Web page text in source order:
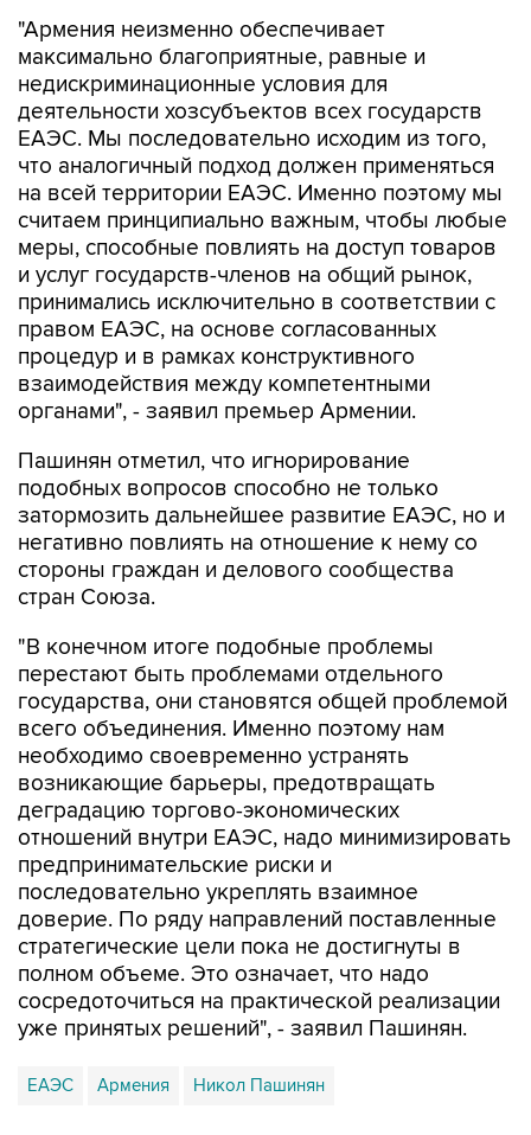
"Армения неизменно обеспечивает
максимально благоприятные, равные и
недискриминационные условия для
деятельности хозсубъектов всех государств
ЕАЭС. Мы последовательно исходим из того,
что аналогичный подход должен применяться
на всей территории ЕАЭС. Именно поэтому мы
считаем принципиально важным, чтобы любые
меры, способные повлиять на доступ товаров
и услуг государств-членов на общий рынок,
принимались исключительно в соответствии с
правом ЕАЭС, на основе согласованных
процедур и в рамках конструктивного
взаимодействия между компетентными
органами", - заявил премьер Армении.
Пашинян отметил, что игнорирование
подобных вопросов способно не только
затормозить дальнейшее развитие ЕАЭС, но и
негативно повлиять на отношение к нему со
стороны граждан и делового сообщества
стран Союза.
"В конечном итоге подобные проблемы
перестают быть проблемами отдельного
государства, они становятся общей проблемой
всего объединения. Именно поэтому нам
необходимо своевременно устранять
возникающие барьеры, предотвращать
деградацию торгово-экономических
отношений внутри ЕАЭС, надо минимизировать
предпринимательские риски и
последовательно укреплять взаимное
доверие. По ряду направлений поставленные
стратегические цели пока не достигнуты в
полном объеме. Это означает, что надо
сосредоточиться на практической реализации
уже принятых решений", - заявил Пашинян.
ЕАЭС Армения Никол Пашинян